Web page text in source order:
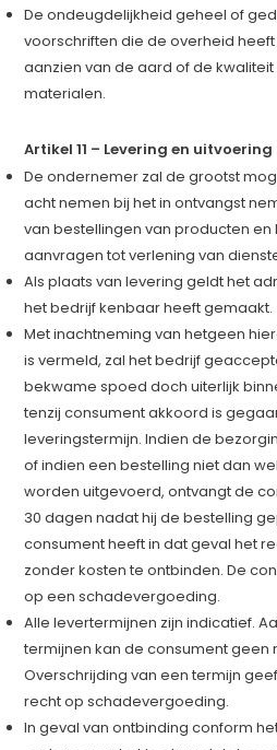
De ondeugdelijkheid geheel of
voorschriften die de overheid
aanzien van de aard of de
materialen.
Artikel 11 – Levering en uitvoering
De ondernemer zal de grootst
acht nemen bij het in ontvangst
van bestellingen van producten
aanvragen tot verlening van
Als plaats van levering geldt het
het bedrijf kenbaar heeft gemaakt.
Met inachtneming van hetgeen
is vermeld, zal het bedrijf
bekwame spoed doch uiterlijk
tenzij consument akkoord is
leveringstermijn. Indien de
of indien een bestelling niet dan
worden uitgevoerd, ontvangt de
30 dagen nadat hij de bestelling
consument heeft in dat geval het
zonder kosten te ontbinden. De
op een schadevergoeding.
Alle levertermijnen zijn indicatief.
termijnen kan de consument geen
Overschrijding van een termijn
recht op schadevergoeding.
In geval van ontbinding conform